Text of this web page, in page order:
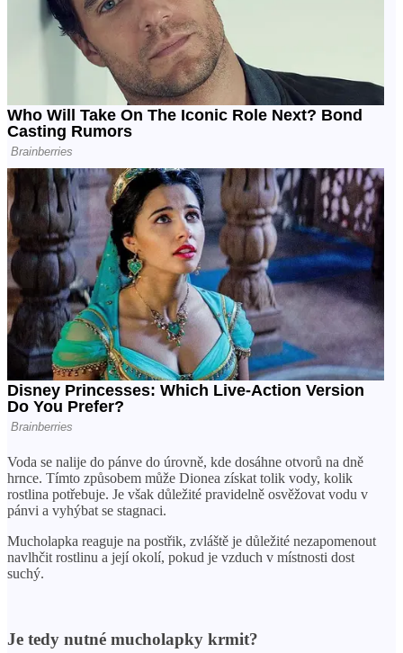
Voda se nalije do pánve do úrovně, kde dosáhne otvorů na dně
hrnce. Tímto způsobem může Dionea získat tolik vody, kolik
rostlina potřebuje. Je však důležité pravidelně osvěžovat vodu v
pánvi a vyhýbat se stagnaci.
Mucholapka reaguje na postřik, zvláště je důležité nezapomenout
navlhčit rostlinu a její okolí, pokud je vzduch v místnosti dost
suchý.
Je tedy nutné mucholapky krmit?